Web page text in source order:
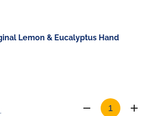
Lemon & Eucalyptus Hand